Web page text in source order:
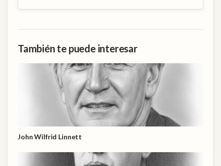
También te puede interesar
John Wilfrid Linnett